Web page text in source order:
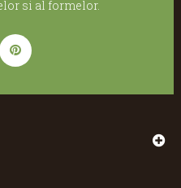
si al formelor.